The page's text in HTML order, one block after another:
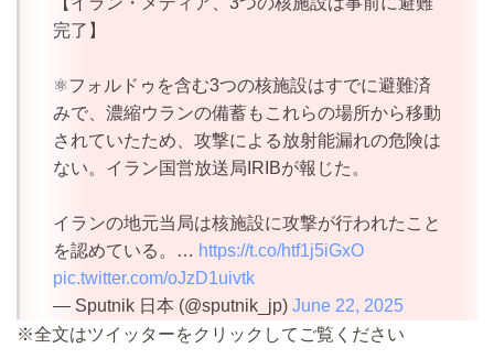
完了】
⚛️フォルドゥを含む3つの核施設はすでに避難済
みで、濃縮ウランの備蓄もこれらの場所から移動
されていたため、攻撃による放射能漏れの危険は
ない。イラン国営放送局IRIBが報じた。
イランの地元当局は核施設に攻撃が行われたこと
を認めている。… https://t.co/htf1j5iGxO
pic.twitter.com/oJzD1uivtk
— Sputnik 日本 (@sputnik_jp) June 22, 2025
※全文はツイッターをクリックしてご覧ください